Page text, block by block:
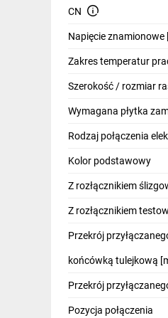
Dom i ogród
Odzież ochronna i BHP
Inne
Budowa i Remont
Elektronika
Smart home
CN
Napięcie znamionowe
Zakres temperatur
Szerokość / rozmiar
Wymagana płytka
Rodzaj połączenia
Kolor podstawowy
Z rozłącznikiem
Z rozłącznikiem
Przekrój
końcówką tulejkową
Przekrój
Pozycja połączenia